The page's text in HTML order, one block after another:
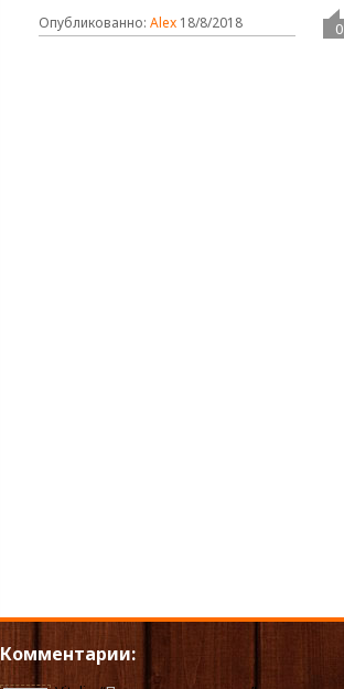
Опубликованно:Alex 18/8/2018 0
Комментарии: